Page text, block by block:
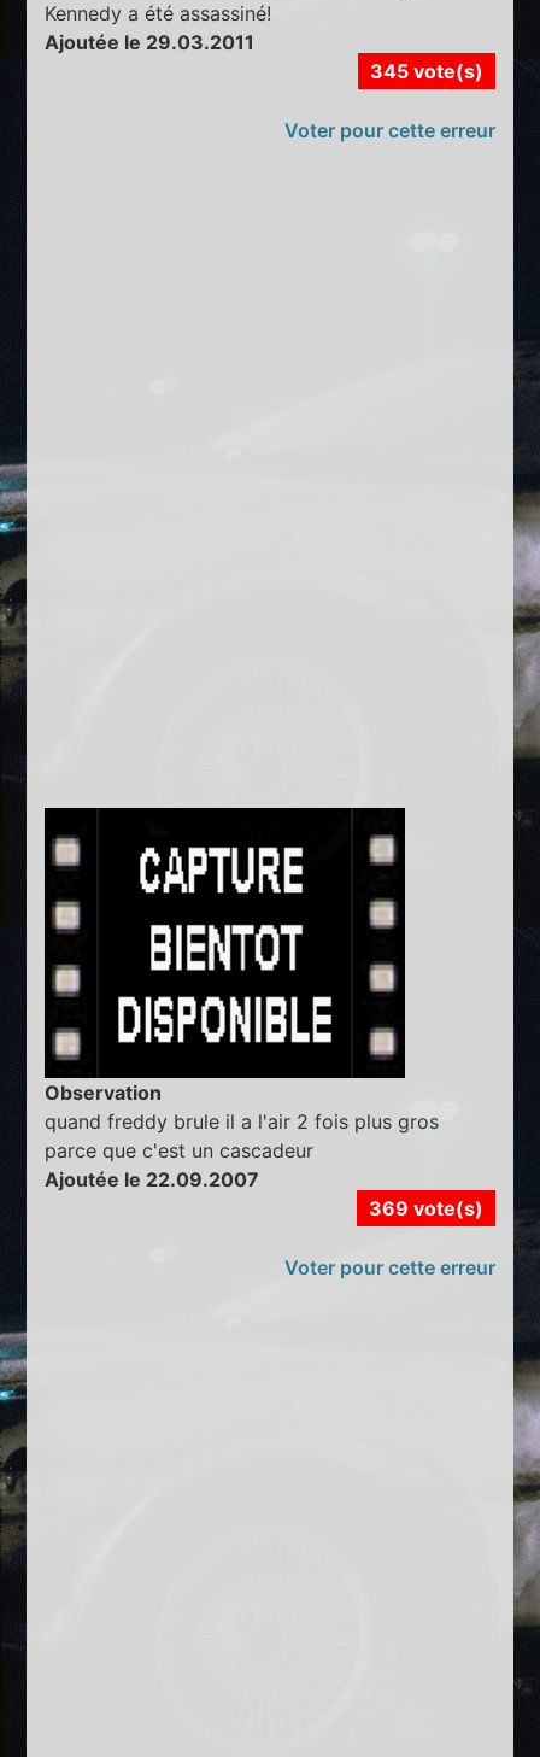
Kennedy a été assassiné!
Ajoutée le 29.03.2011
345 vote(s)
Voter pour cette erreur
Observation
quand freddy brule il a l'air 2 fois plus gros
parce que c'est un cascadeur
Ajoutée le 22.09.2007
369 vote(s)
Voter pour cette erreur